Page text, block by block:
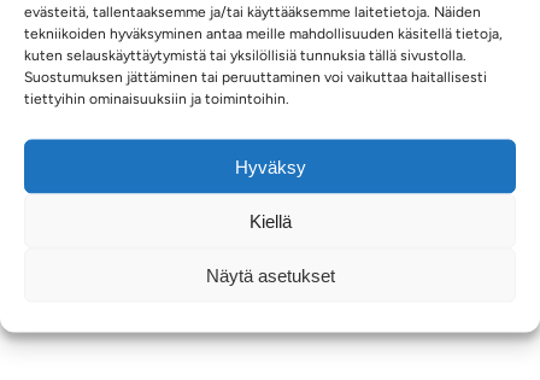
evästeitä, tallentaaksemme ja/tai käyttääksemme laitetietoja. Näiden
tekniikoiden hyväksyminen antaa meille mahdollisuuden käsitellä tietoja,
kuten selauskäyttäytymistä tai yksilöllisiä tunnuksia tällä sivustolla.
Suostumuksen jättäminen tai peruuttaminen voi vaikuttaa haitallisesti
tiettyihin ominaisuuksiin ja toimintoihin.
Hyväksy
Kiellä
Näytä asetukset
Tarinoita yrittäjyydestä Rantasalmella
Tontit ja yritysalueet
Yrityspalvelut
Maaseutupalvelut